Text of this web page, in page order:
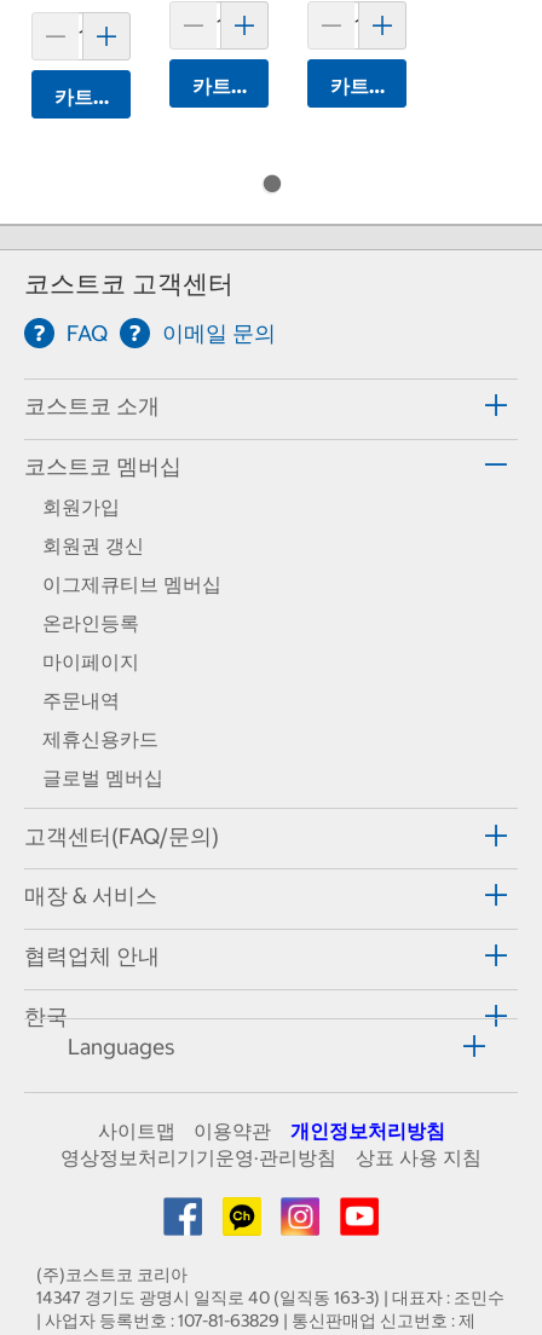
카트에 담기 카트에 담기 카트에 담기
코스트코 고객센터
FAQ 이메일 문의
코스트코 소개
코스트코 멤버십
회원가입
회원권 갱신
이그제큐티브 멤버십
온라인등록
마이페이지
주문내역
제휴신용카드
글로벌 멤버십
고객센터(FAQ/문의)
매장 & 서비스
협력업체 안내
한국
Languages
사이트맵 이용약관
개인정보처리방침
영상정보처리기기운영·관리방침
상표 사용 지침
(주)코스트코 코리아
14347 경기도 광명시 일직로 40 (일직동 163-3) | 대표자 : 조민수
| 사업자 등록번호 : 107-81-63829 | 통신판매업 신고번호 : 제